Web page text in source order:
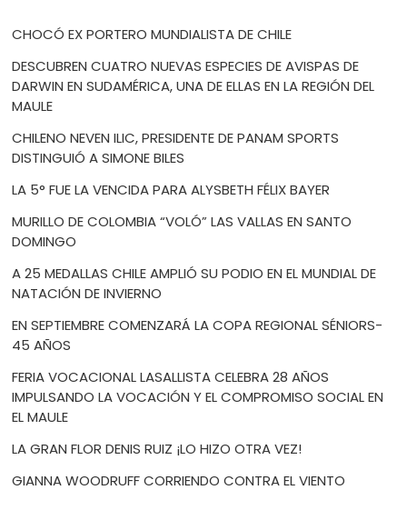
CHOCÓ EX PORTERO MUNDIALISTA DE CHILE
DESCUBREN CUATRO NUEVAS ESPECIES DE AVISPAS DE
DARWIN EN SUDAMÉRICA, UNA DE ELLAS EN LA REGIÓN DEL
MAULE
CHILENO NEVEN ILIC, PRESIDENTE DE PANAM SPORTS
DISTINGUIÓ A SIMONE BILES
LA 5° FUE LA VENCIDA PARA ALYSBETH FÉLIX BAYER
MURILLO DE COLOMBIA “VOLÓ” LAS VALLAS EN SANTO
DOMINGO
A 25 MEDALLAS CHILE AMPLIÓ SU PODIO EN EL MUNDIAL DE
NATACIÓN DE INVIERNO
EN SEPTIEMBRE COMENZARÁ LA COPA REGIONAL SÉNIORS-
45 AÑOS
FERIA VOCACIONAL LASALLISTA CELEBRA 28 AÑOS
IMPULSANDO LA VOCACIÓN Y EL COMPROMISO SOCIAL EN
EL MAULE
LA GRAN FLOR DENIS RUIZ ¡LO HIZO OTRA VEZ!
GIANNA WOODRUFF CORRIENDO CONTRA EL VIENTO